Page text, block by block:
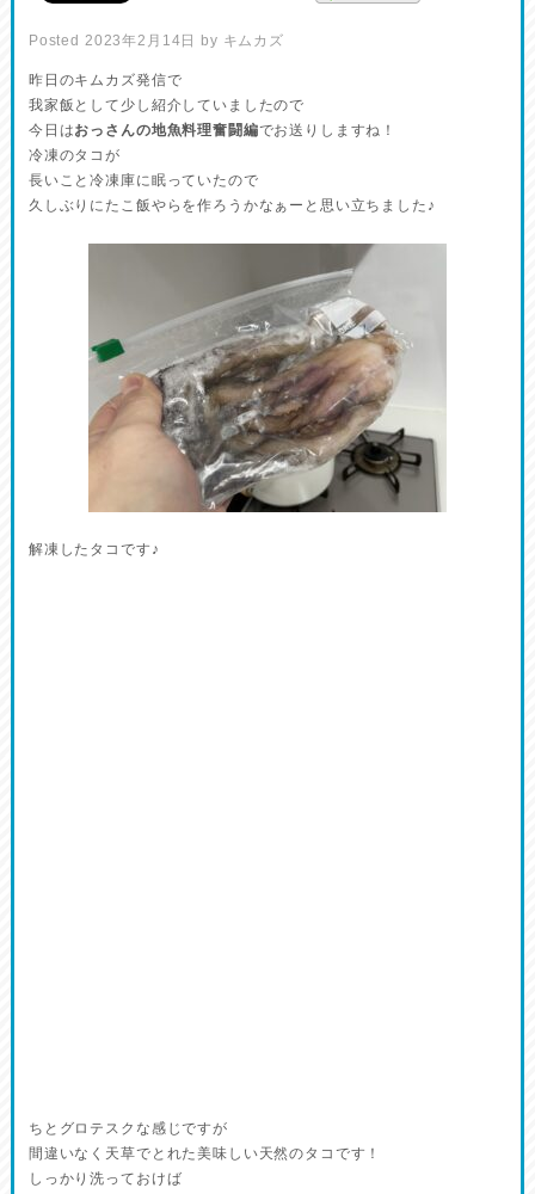
Posted 2023年2月14日 by キムカズ
昨日のキムカズ発信で
我家飯として少し紹介していましたので
今日はおっさんの地魚料理奮闘編でお送りしますね！
冷凍のタコが
長いこと冷凍庫に眠っていたので
久しぶりにたこ飯やらを作ろうかなぁーと思い立ちました♪
解凍したタコです♪
ちとグロテスクな感じですが
間違いなく天草でとれた美味しい天然のタコです！
しっかり洗っておけば